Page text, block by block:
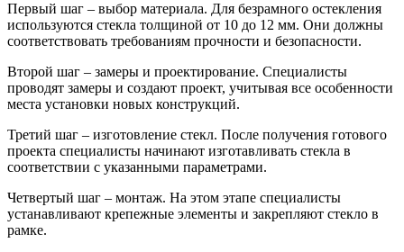
Первый шаг – выбор материала. Для безрамного остекления
используются стекла толщиной от 10 до 12 мм. Они должны
соответствовать требованиям прочности и безопасности.
Второй шаг – замеры и проектирование. Специалисты
проводят замеры и создают проект, учитывая все особенности
места установки новых конструкций.
Третий шаг – изготовление стекл. После получения готового
проекта специалисты начинают изготавливать стекла в
соответствии с указанными параметрами.
Четвертый шаг – монтаж. На этом этапе специалисты
устанавливают крепежные элементы и закрепляют стекло в
рамке.